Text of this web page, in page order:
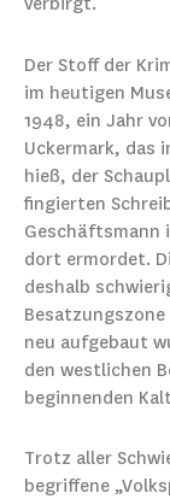
Der Stoff der
im heutigen
1948, ein Jahr
Uckermark, das
hieß, der
fingierten
Geschäftsmann
dort ermordet.
deshalb
neu aufgebaut
den westlichen
beginnenden
Trotz aller
begriffene